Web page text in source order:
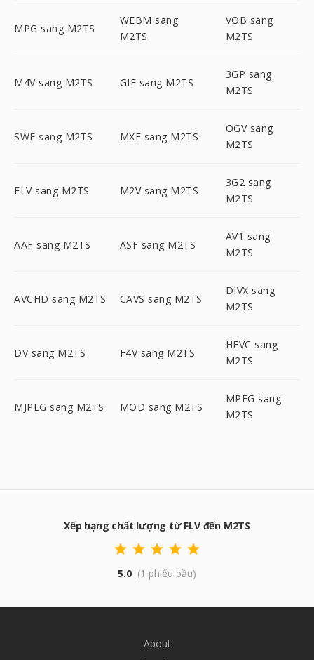
MPG sang M2TS
WEBM sang
M2TS
VOB sang
M2TS
M4V sang M2TS GIF sang M2TS
3GP sang
M2TS
SWF sang M2TS MXF sang M2TS
OGV sang
M2TS
FLV sang M2TS M2V sang M2TS
3G2 sang
M2TS
AAF sang M2TS ASF sang M2TS
AV1 sang
M2TS
AVCHD sang M2TS CAVS sang M2TS
DIVX sang
M2TS
DV sang M2TS F4V sang M2TS
HEVC sang
M2TS
MJPEG sang M2TS MOD sang M2TS
MPEG sang
M2TS
Xếp hạng chất lượng từ FLV đến M2TS
5.0 (1 phiếu bầu)
About